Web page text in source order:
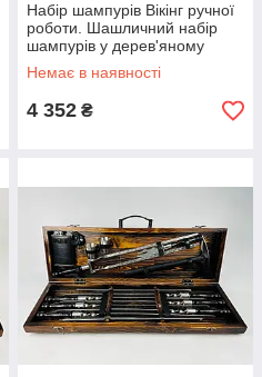
Набір шампурів Вікінг ручної
роботи. Шашличний набір
шампурів у дерев'яному
кейсі.
Немає в наявності
4 352 ₴